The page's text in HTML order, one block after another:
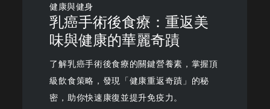
健康與健身
乳癌手術後食療：重返美
味與健康的華麗奇蹟
了解乳癌手術後食療的關鍵營養素，掌握頂
級飲食策略，發現「健康重返奇蹟」的秘
密，助你快速康復並提升免疫力。